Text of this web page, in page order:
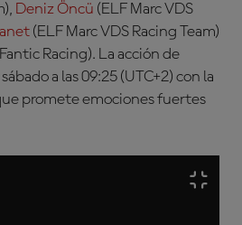
Deniz Öncü (ELF Marc VDS
(ELF Marc VDS Racing Team)
Racing). La acción de
a las 09:25 (UTC+2) con la
promete emociones fuertes